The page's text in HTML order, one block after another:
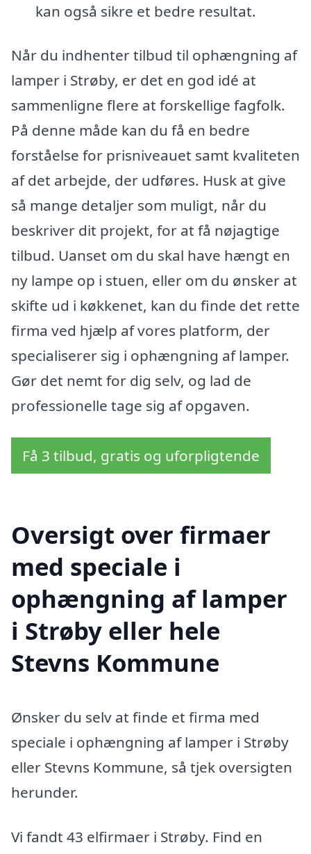
kan også sikre et bedre resultat.
Når du indhenter tilbud til ophængning af
lamper i Strøby, er det en god idé at
sammenligne flere at forskellige fagfolk.
På denne måde kan du få en bedre
forståelse for prisniveauet samt kvaliteten
af det arbejde, der udføres. Husk at give
så mange detaljer som muligt, når du
beskriver dit projekt, for at få nøjagtige
tilbud. Uanset om du skal have hængt en
ny lampe op i stuen, eller om du ønsker at
skifte ud i køkkenet, kan du finde det rette
firma ved hjælp af vores platform, der
specialiserer sig i ophængning af lamper.
Gør det nemt for dig selv, og lad de
professionelle tage sig af opgaven.
Få 3 tilbud, gratis og uforpligtende
Oversigt over firmaer
med speciale i
ophængning af lamper
i Strøby eller hele
Stevns Kommune
Ønsker du selv at finde et firma med
speciale i ophængning af lamper i Strøby
eller Stevns Kommune, så tjek oversigten
herunder.
Vi fandt 43 elfirmaer i Strøby. Find en